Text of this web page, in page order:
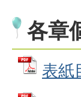
各章
表紙